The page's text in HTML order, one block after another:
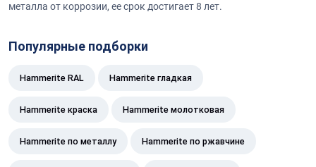
металла от коррозии, ее срок достигает 8 лет.
Популярные подборки
Hammerite RAL Hammerite гладкая
Hammerite краска Hammerite молотковая
Hammerite по металлу Hammerite по ржавчине